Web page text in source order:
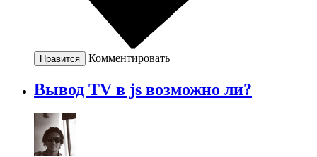
Нравится Комментировать
Вывод TV в js возможно ли?